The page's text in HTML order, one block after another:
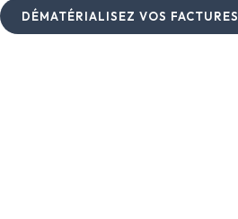
DÉMATÉRIALISEZ VOS FACTURES